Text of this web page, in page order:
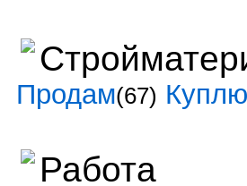
Продам(67) Куплю
Работа